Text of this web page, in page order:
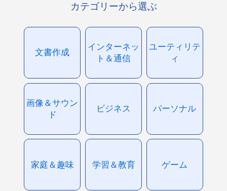
カテゴリーから選ぶ
文書作成
インターネッ
ト＆通信
ユーティリテ
ィ
画像＆サウン
ド
ビジネス パーソナル
家庭＆趣味 学習＆教育 ゲーム